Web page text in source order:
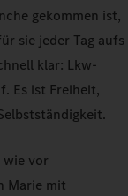
gekommen ist,
sie jeder Tag aufs
klar: Lkw-
Es ist Freiheit,
wie vor
Marie mit